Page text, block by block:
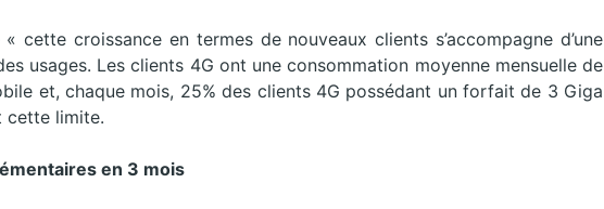
cette croissance en termes de nouveaux clients s’accompagne d’une
usages. Les clients 4G ont une consommation moyenne mensuelle de
et, chaque mois, 25% des clients 4G possédant un forfait de 3 Giga
cette limite.
en 3 mois